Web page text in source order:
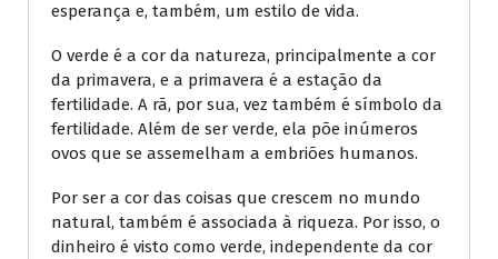
esperança e, também, um estilo de vida.
O verde é a cor da natureza, principalmente a cor
da primavera, e a primavera é a estação da
fertilidade. A rã, por sua, vez também é símbolo da
fertilidade. Além de ser verde, ela põe inúmeros
ovos que se assemelham a embriões humanos.
Por ser a cor das coisas que crescem no mundo
natural, também é associada à riqueza. Por isso, o
dinheiro é visto como verde, independente da cor